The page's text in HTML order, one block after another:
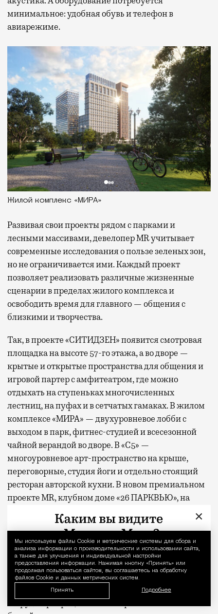
Уведомление
Мы используем файлы Сookie и метрические системы для сбора и
анализа информации о производительности и использовании сайта,
а также для улучшения и индивидуальной настройки
предоставления информации. Нажимая кнопку «Принять» или
продолжая пользоваться сайтом, вы соглашаетесь на обработку
файлов Cookie и данных метрических систем.
Принять Подробнее
минимальное: удобная обувь и телефон в
авиарежиме.
Жилой комплекс «МИРА»
Развиваясвои проекты рядом с парками и
лесными массивами, девелопер MR учитывает
современные исследования о пользе зеленых зон,
но не ограничивается ими. Каждый проект
позволяет реализовать различные жизненные
сценарии в пределах жилого комплекса и
освободить время для главного — общения с
близкими и творчества.
Так, в проекте «СИТИДЗЕН» появится смотровая
площадка на высоте 57-го этажа, а во дворе —
крытые и открытые пространства для общения и
игровой партер с амфитеатром, где можно
отдыхать на ступеньках многочисленных
лестниц, на пуфах и в сетчатых гамаках. В жилом
комплексе «МИРА» — двухуровневое лобби с
выходом в парк, фитнес-студией и всесезонной
чайной верандой во дворе. В «С5» —
многоуровневое арт-пространство на крыше,
переговорные, студия йоги и отдельно стоящий
ресторан авторской кухни. В новом премиальном
проекте MR, клубном доме «26 ПАРКВЬЮ», на
пространства для отдыха и деловых встреч, а в
закрытом дворе — фитнес-зоны и места для
занятий йогой на свежем воздухе. В составе
проектов «СЕТ» и «Веер»появитсяпервая в Москве
экотропа, встроенная в состав жилых комплексов,
гастрокластер, состоящий из восьми ресторанов и
×